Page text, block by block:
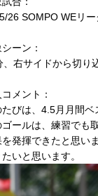
26 SOMPO WEリ
ーン：
、右サイドから切り
メント：
たびは、4. 5月月間ベ
ールは、 練習でも
発揮できたと思いま
いと思います。